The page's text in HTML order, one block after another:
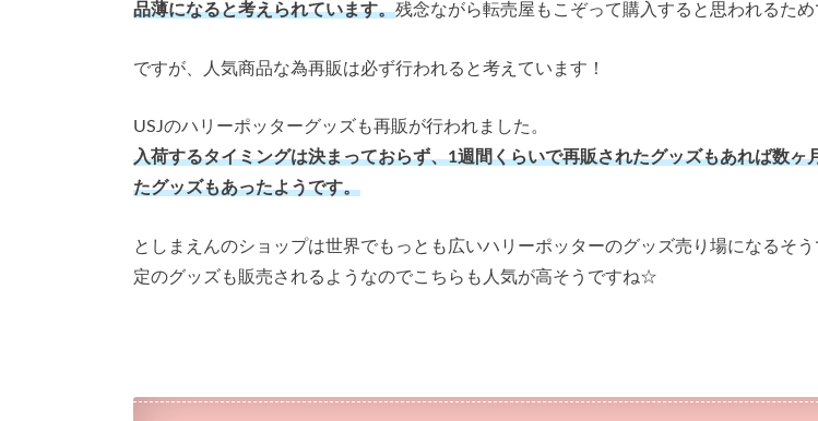
品薄になると考えられています。残念ながら転売屋もこぞって購入すると思われるため
ですが、人気商品な為再販は必ず行われると考えています！
USJのハリーポッターグッズも再販が行われました。
入荷するタイミングは決まっておらず、1週間くらいで再販されたグッズもあれば数ヶ
たグッズもあったようです。
としまえんのショップは世界でもっとも広いハリーポッターのグッズ売り場になるそ
定のグッズも販売されるようなのでこちらも人気が高そうですね☆